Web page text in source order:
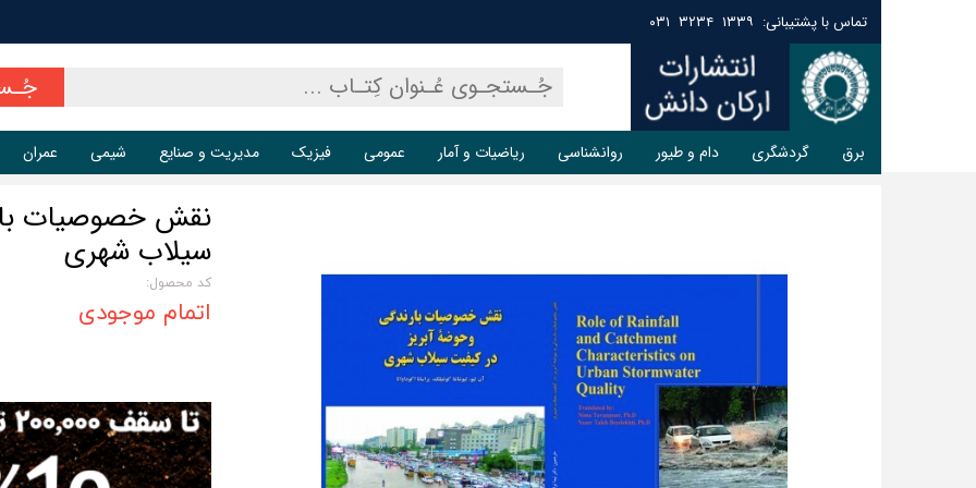
برق گردشگری دام و طیور روانشناسی ریاضیات و آمار عمومی فیزیک مدیریت و صنایع شیمی عمران
تماس با پشتیبانی: ۱۳۳۹ ۳۲۳۴ ۰۳۱
نقش خصوصیات
سیلاب شهری
کد محصول:
اتمام موجودی